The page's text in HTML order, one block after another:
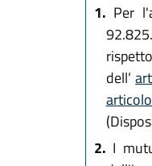
1. Per
dell’
2. I